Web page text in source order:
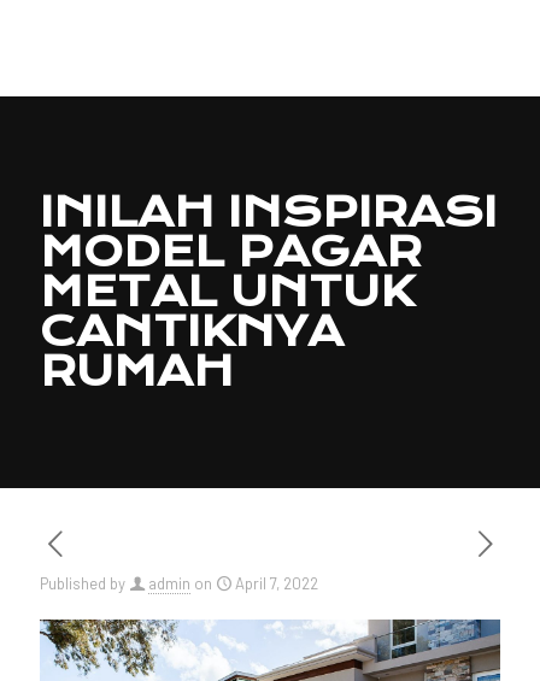
INILAH INSPIRASI
MODEL PAGAR
METAL UNTUK
CANTIKNYA
RUMAH
Published by admin on April 7, 2022